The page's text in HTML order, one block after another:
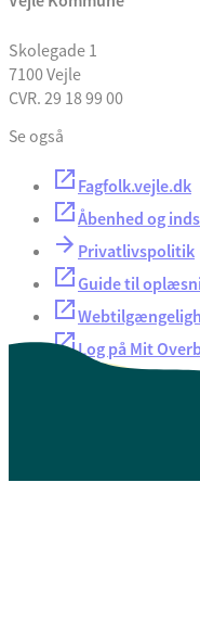
Skolegade 1
7100 Vejle
CVR. 29 18 99 00
Se også
Fagfolk.vejle.dk
Åbenhed og
Privatlivspolitik
Guide til
Log på Mit